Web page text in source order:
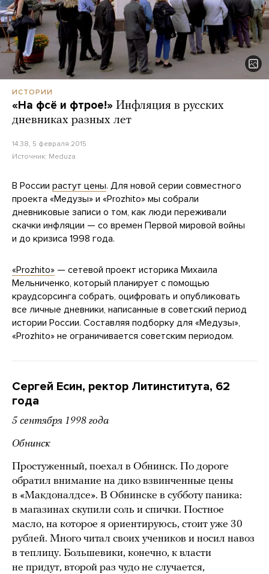
ИСТОРИИ
«На фсё и фтрое!» Инфляция в русских
дневниках разных лет
14:38, 5 февраля 2015
Источник: Meduza
В России растут цены. Для новой серии совместного
проекта «Медузы» и «Prozhito» мы собрали
дневниковые записи о том, как люди переживали
скачки инфляции — со времен Первой мировой войны
и до кризиса 1998 года.
«Prozhito» — сетевой проект историка Михаила
Мельниченко, который планирует с помощью
краудсорсинга собрать, оцифровать и опубликовать
все личные дневники, написанные в советский период
истории России. Составляя подборку для «Медузы»,
«Prozhito» не ограничивается советским периодом.
Сергей Есин, ректор Литинститута, 62
года
5 сентября 1998 года
Обнинск
Простуженный, поехал в Обнинск. По дороге
обратил внимание на дико взвинченные цены
в «Макдоналдсе». В Обнинске в субботу паника:
в магазинах скупили соль и спички. Постное
масло, на которое я ориентируюсь, стоит уже 30
рублей. Много читал своих учеников и носил навоз
в теплицу. Большевики, конечно, к власти
не придут, второй раз чудо не случается,